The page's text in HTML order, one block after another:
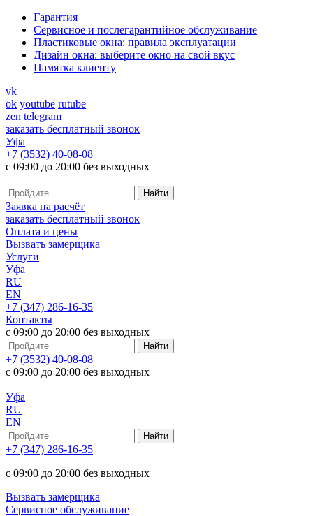
Гарантия
Cервисное и послегарантийное обслуживание
Пластиковые окна: правила эксплуатации
Дизайн окна: выберите окно на свой вкус
Памятка клиенту
vk
ok youtube rutube
zen telegram
заказать бесплатный звонок
Уфа
+7 (3532) 40-08-08
с 09:00 до 20:00 без выходных
Заявка на расчёт
заказать бесплатный звонок
Оплата и цены
Вызвать замерщика
Услуги
Уфа
RU
EN
+7 (347) 286-16-35
Контакты
с 09:00 до 20:00 без выходных
+7 (3532) 40-08-08
с 09:00 до 20:00 без выходных
Уфа
RU
EN
+7 (347) 286-16-35
с 09:00 до 20:00 без выходных
Вызвать замерщика
Сервисное обслуживание